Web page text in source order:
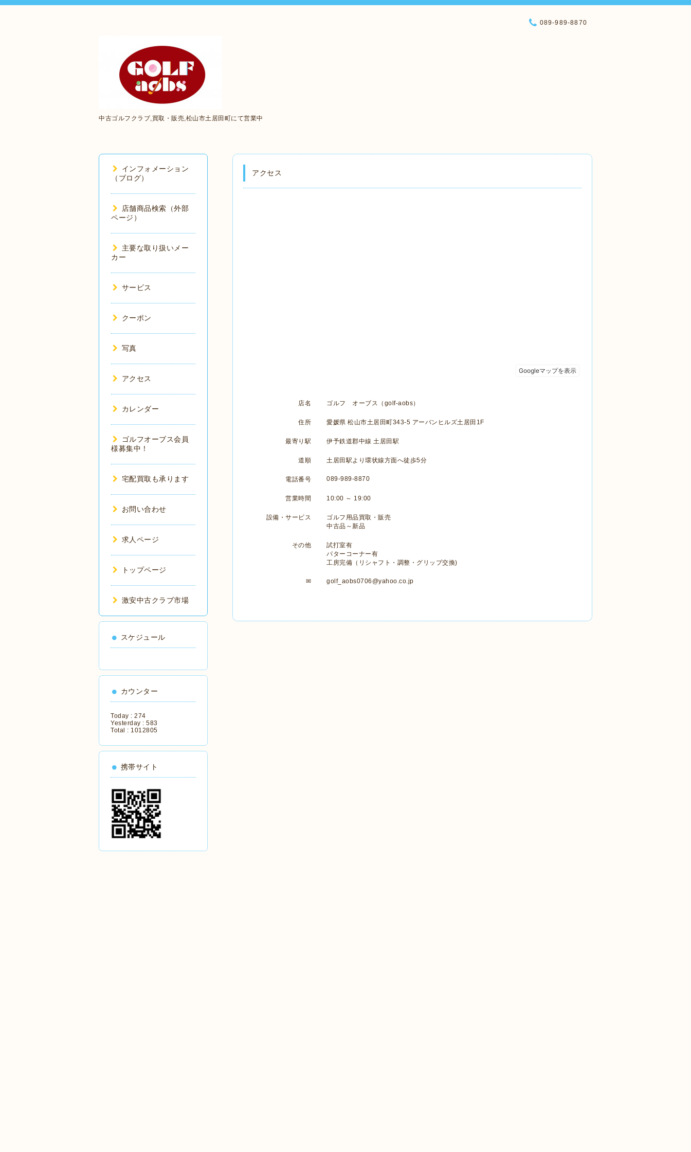
中古ゴルフクラブ,買取・販売,松山市土居田町にて営業中
089-989-8870
アクセス
店名 ゴルフ オーブス（golf-aobs）
住所 愛媛県 松山市土居田町343-5 アーバンヒルズ土居田1F
最寄り駅 伊予鉄道郡中線 土居田駅
道順 土居田駅より環状線方面へ徒歩5分
電話番号 089-989-8870
営業時間 10:00 ～ 19:00
設備・サービス
ゴルフ用品買取・販売
中古品～新品
その他
試打室有
パターコーナー有
工房完備（リシャフト・調整・グリップ交換)
✉ golf_aobs0706@yahoo.co.jp
インフォメーション
（ブログ）
店舗商品検索（外部
ページ）
主要な取り扱いメー
カー
サービス
クーポン
写真
アクセス
カレンダー
ゴルフオーブス会員
様募集中！
宅配買取も承ります
お問い合わせ
求人ページ
トップページ
激安中古クラブ市場
スケジュール
カウンター
Today : 274
Yesterday : 583
Total : 1012805
携帯サイト